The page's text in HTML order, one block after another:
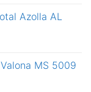
Azolla AL
MS 5009